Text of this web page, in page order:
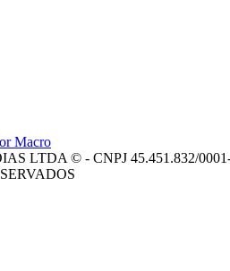
Macro
LTDA © - CNPJ 45.451.832/